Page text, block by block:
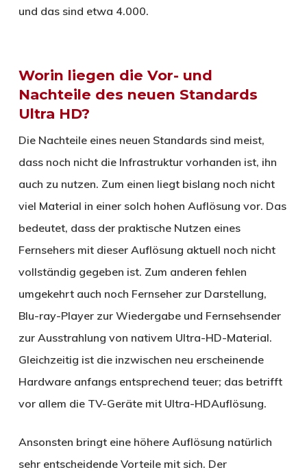
und das sind etwa 4.000.
Worin liegen die Vor- und
Nachteile des neuen Standards
Ultra HD?
Die Nachteile eines neuen Standards sind meist,
dass noch nicht die Infrastruktur vorhanden ist, ihn
auch zu nutzen. Zum einen liegt bislang noch nicht
viel Material in einer solch hohen Auflösung vor. Das
bedeutet, dass der praktische Nutzen eines
Fernsehers mit dieser Auflösung aktuell noch nicht
vollständig gegeben ist. Zum anderen fehlen
umgekehrt auch noch Fernseher zur Darstellung,
Blu-ray-Player zur Wiedergabe und Fernsehsender
zur Ausstrahlung von nativem Ultra-HD-Material.
Gleichzeitig ist die inzwischen neu erscheinende
Hardware anfangs entsprechend teuer; das betrifft
vor allem die TV-Geräte mit Ultra-HDAuflösung.
Ansonsten bringt eine höhere Auflösung natürlich
sehr entscheidende Vorteile mit sich. Der